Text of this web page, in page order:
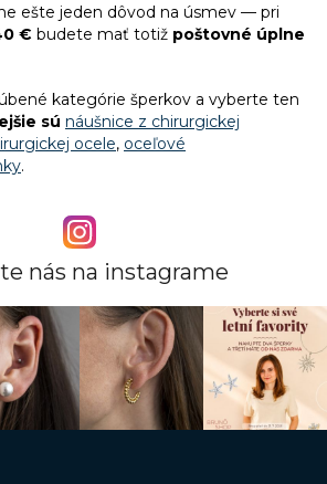
ešte jeden dôvod na úsmev — pri
€ budete mať totiž poštovné úplne
kategórie šperkov a vyberte ten
sú náušnice z chirurgickej
ocele, oceľové
.
nás na instagrame